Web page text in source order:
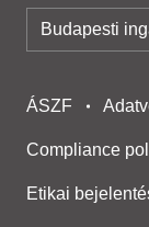
Budapesti
ÁSZF
Compliance
Etikai